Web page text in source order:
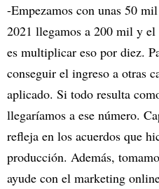
-Empezamos con unas 50
2021 llegamos a 200 mil y
es multiplicar eso por diez.
conseguir el ingreso a otras
aplicado. Si todo resulta
llegaríamos a ese número.
refleja en los acuerdos que
producción. Además,
ayude con el marketing